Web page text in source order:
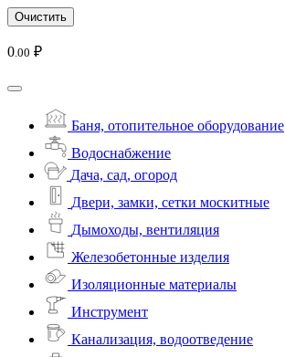
Очистить
0 .00 ₽
Баня, отопительное оборудование
Водоснабжение
Дача, сад, огород
Двери, замки, сетки москитные
Дымоходы, вентиляция
Железобетонные изделия
Изоляционные материалы
Инструмент
Канализация, водоотведение